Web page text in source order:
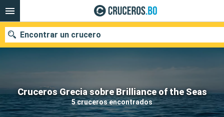
Cruceros Grecia sobre Brilliance of the Seas
5 cruceros encontrados
Encontrar un crucero
Nuestros destinos
Fecha de salida